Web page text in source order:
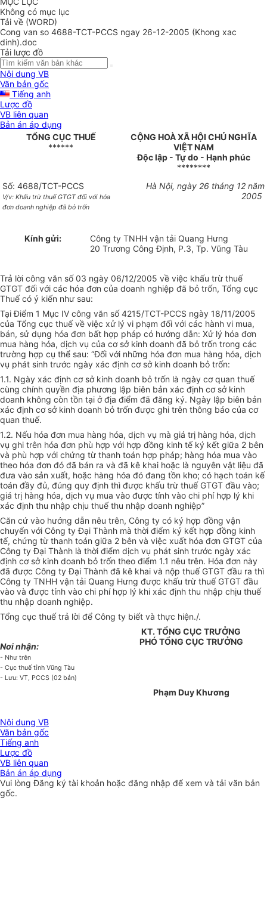
Không có mục lục
Tải về (WORD)
Cong van so 4688-TCT-PCCS ngay 26-12-2005 (Khong xac
dinh).doc
Tải lược đồ
Nội dung VB
Văn bản gốc
Tiếng anh
Lược đồ
VB liên quan
Bản án áp dụng
TỔNG CỤC THUẾ
******
CỘNG HOÀ XÃ HỘI CHỦ NGHĨA
VIỆT NAM
Độc lập - Tự do - Hạnh phúc
********
Số: 4688/TCT-PCCS
V/v: Khấu trừ thuế GTGT đối với hóa
đơn doanh nghiệp đã bỏ trốn
Hà Nội, ngày 26 tháng 12 năm
2005
Kính gửi:
Công ty TNHH vận tải Quang Hưng
20 Trương Công Định, P.3, Tp. Vũng Tàu
Trả lời công văn số 03 ngày 06/12/2005 về việc khấu trừ thuế
GTGT đối với các hóa đơn của doanh nghiệp đã bỏ trốn, Tổng cục
Thuế có ý kiến như sau:
Tại Điểm 1 Mục IV công văn số 4215/TCT-PCCS ngày 18/11/2005
của Tổng cục thuế về việc xử lý vi phạm đối với các hành vi mua,
bán, sử dụng hóa đơn bất hợp pháp có hướng dẫn: Xử lý hóa đơn
mua hàng hóa, dịch vụ của cơ sở kinh doanh đã bỏ trốn trong các
trường hợp cụ thể sau: “Đối với những hóa đơn mua hàng hóa, dịch
vụ phát sinh trước ngày xác định cơ sở kinh doanh bỏ trốn:
1.1. Ngày xác định cơ sở kinh doanh bỏ trốn là ngày cơ quan thuế
cùng chính quyền địa phương lập biên bản xác định cơ sở kinh
doanh không còn tồn tại ở địa điểm đã đăng ký. Ngày lập biên bản
xác định cơ sở kinh doanh bỏ trốn được ghi trên thông báo của cơ
quan thuế.
1.2. Nếu hóa đơn mua hàng hóa, dịch vụ mà giá trị hàng hóa, dịch
vụ ghi trên hóa đơn phù hợp với hợp đồng kinh tế ký kết giữa 2 bên
và phù hợp với chứng từ thanh toán hợp pháp; hàng hóa mua vào
theo hóa đơn đó đã bán ra và đã kê khai hoặc là nguyên vật liệu đã
đưa vào sản xuất, hoặc hàng hóa đó đang tồn kho; có hạch toán kế
toán đầy đủ, đúng quy định thì được khấu trừ thuế GTGT đầu vào;
giá trị hàng hóa, dịch vụ mua vào được tính vào chi phí hợp lý khi
xác định thu nhập chịu thuế thu nhập doanh nghiệp”
Căn cứ vào hướng dẫn nêu trên, Công ty có ký hợp đồng vận
chuyển với Công ty Đại Thành mà thời điểm ký kết hợp đồng kinh
tế, chứng từ thanh toán giữa 2 bên và việc xuất hóa đơn GTGT của
Công ty Đại Thành là thời điểm dịch vụ phát sinh trước ngày xác
định cơ sở kinh doanh bỏ trốn theo điểm 1.1 nêu trên. Hóa đơn này
đã được Công ty Đại Thành đã kê khai và nộp thuế GTGT đầu ra thì
Công ty TNHH vận tải Quang Hưng được khấu trừ thuế GTGT đầu
vào và được tính vào chi phí hợp lý khi xác định thu nhập chịu thuế
thu nhập doanh nghiệp.
Tổng cục thuế trả lời để Công ty biết và thực hiện./.
Nơi nhận:
- Như trên
- Cục thuế tỉnh Vũng Tàu
- Lưu: VT, PCCS (02 bản)
KT. TỔNG CỤC TRƯỞNG
PHÓ TỔNG CỤC TRƯỞNG
Phạm Duy Khương
Nội dung VB
Văn bản gốc
Tiếng anh
Lược đồ
VB liên quan
Bản án áp dụng
Vui lòngĐăng ký tài khoản hoặc đăng nhập để xem và tải văn bản
gốc.